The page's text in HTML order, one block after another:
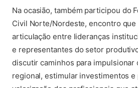
Na ocasião, também participou do
Civil Norte/Nordeste, encontro que
articulação entre lideranças
e representantes do setor
discutir caminhos para impulsionar
regional, estimular investimentos e